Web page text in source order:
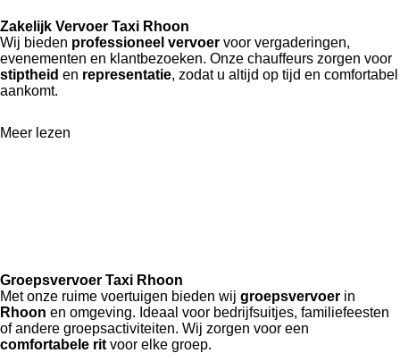
Zakelijk Vervoer Taxi Rhoon
Wij bieden professioneel vervoer voor vergaderingen,
evenementen en klantbezoeken. Onze chauffeurs zorgen voor
stiptheid en representatie, zodat u altijd op tijd en comfortabel
aankomt.
Meer lezen
Groepsvervoer Taxi Rhoon
Met onze ruime voertuigen bieden wij groepsvervoer in
Rhoon en omgeving. Ideaal voor bedrijfsuitjes, familiefeesten
of andere groepsactiviteiten. Wij zorgen voor een
comfortabele rit voor elke groep.